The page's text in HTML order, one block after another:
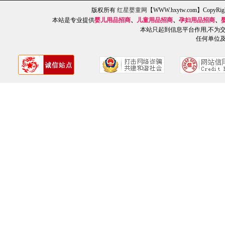
版权所有红星婴童网
【WWW.hxytw.com】
本站是专业提供婴儿用品招商、 儿童用品招商、 孕妇用品招商、
本站只起到信息平台作用,不为
任何单位